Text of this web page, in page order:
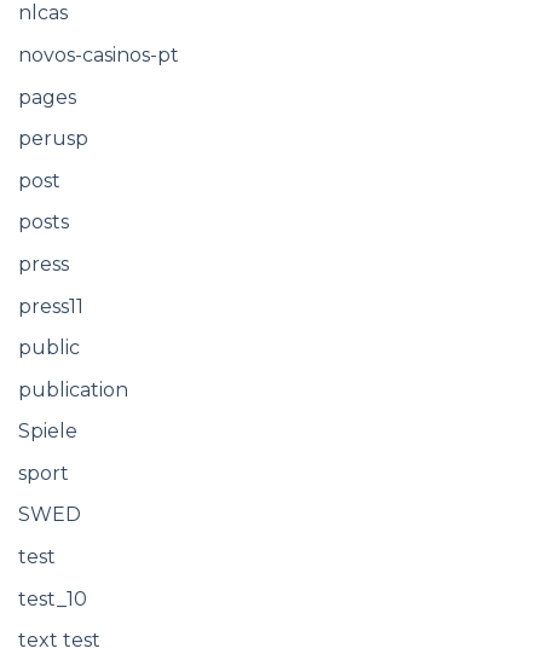
nlcas
novos-casinos-pt
pages
perusp
post
posts
press
press11
public
publication
Spiele
sport
SWED
test
test_10
text test